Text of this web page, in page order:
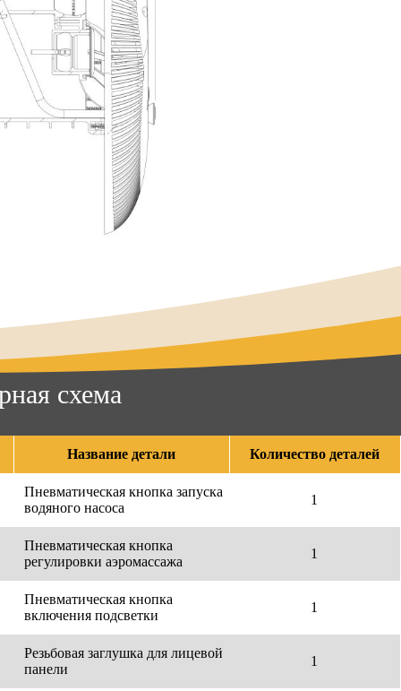
схема
Название детали Количество деталей
Пневматическая кнопка запуска
водяного насоса
1
Пневматическая кнопка
регулировки аэромассажа
1
Пневматическая кнопка
включения подсветки
1
Резьбовая заглушка для лицевой
панели
1